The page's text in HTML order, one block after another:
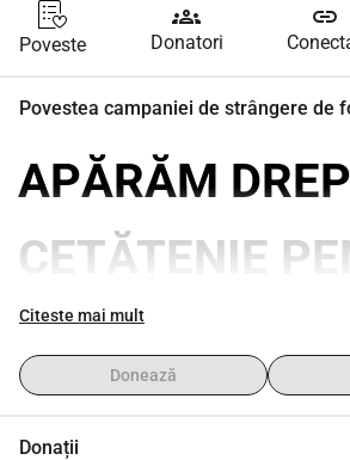
Poveste
groups
Donatori
link
Povestea campaniei de strângere de
APĂRĂM
CETĂȚENIE
CEI NĂSCUȚI
Citeste mai mult
Donează
Donații